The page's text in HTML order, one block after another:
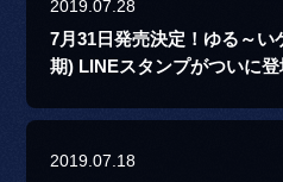
2019.07.28
7月31日発売決定！ゆる～い
期) LINEスタンプがついに登
2019.07.18